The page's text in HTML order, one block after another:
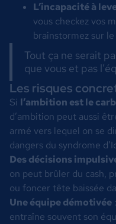
L’incapacité à
vous checkez vos
brainstormez sur
Tout ça ne serait
que vous et pas
Les risques
Si l’ambition est le
d’ambition peut aussi
armé vers lequel on se
dangers du syndrome
Des décisions
on peut brûler du cash,
ou foncer tête baissée
Une équipe démotivée
entraîne souvent son